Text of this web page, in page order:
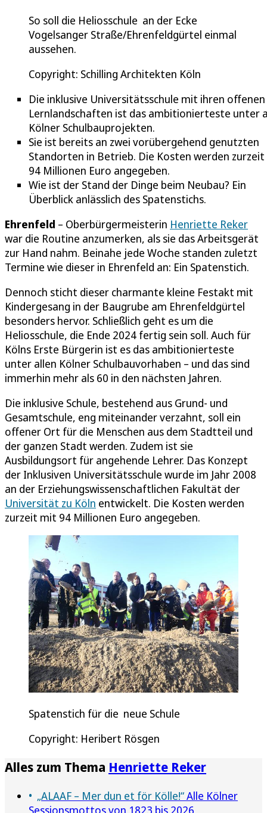
So soll die Heliosschule an der Ecke
Vogelsanger Straße/Ehrenfeldgürtel einmal
aussehen.
Copyright: Schilling Architekten Köln
Die inklusive Universitätsschule mit ihren offenen
Lernlandschaften ist das ambitionierteste unter
Kölner Schulbauprojekten.
Sie ist bereits an zwei vorübergehend genutzten
Standorten in Betrieb. Die Kosten werden
94 Millionen Euro angegeben.
Wie ist der Stand der Dinge beim Neubau? Ein
Überblick anlässlich des Spatenstichs.
Ehrenfeld – Oberbürgermeisterin Henriette Reker
war die Routine anzumerken, als sie das Arbeitsgerät
zur Hand nahm. Beinahe jede Woche standen zuletzt
Termine wie dieser in Ehrenfeld an: Ein Spatenstich.
Dennoch sticht dieser charmante kleine Festakt mit
Kindergesang in der Baugrube am Ehrenfeldgürtel
besonders hervor. Schließlich geht es um die
Heliosschule, die Ende 2024 fertig sein soll. Auch für
Kölns Erste Bürgerin ist es das ambitionierteste
unter allen Kölner Schulbauvorhaben – und das sind
immerhin mehr als 60 in den nächsten Jahren.
Die inklusive Schule, bestehend aus Grund- und
Gesamtschule, eng miteinander verzahnt, soll ein
offener Ort für die Menschen aus dem Stadtteil und
der ganzen Stadt werden. Zudem ist sie
Ausbildungsort für angehende Lehrer. Das Konzept
der Inklusiven Universitätsschule wurde im Jahr 2008
an der Erziehungswissenschaftlichen Fakultät der
Universität zu Köln entwickelt. Die Kosten werden
zurzeit mit 94 Millionen Euro angegeben.
Spatenstich für die neue Schule
Copyright: Heribert Rösgen
Alles zum Thema Henriette Reker
„ALAAF – Mer dun et för Kölle!“Alle Kölner
Sessionsmottos von 1823 bis 2026